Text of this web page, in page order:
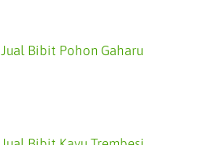
Jual Bibit Pohon Gaharu